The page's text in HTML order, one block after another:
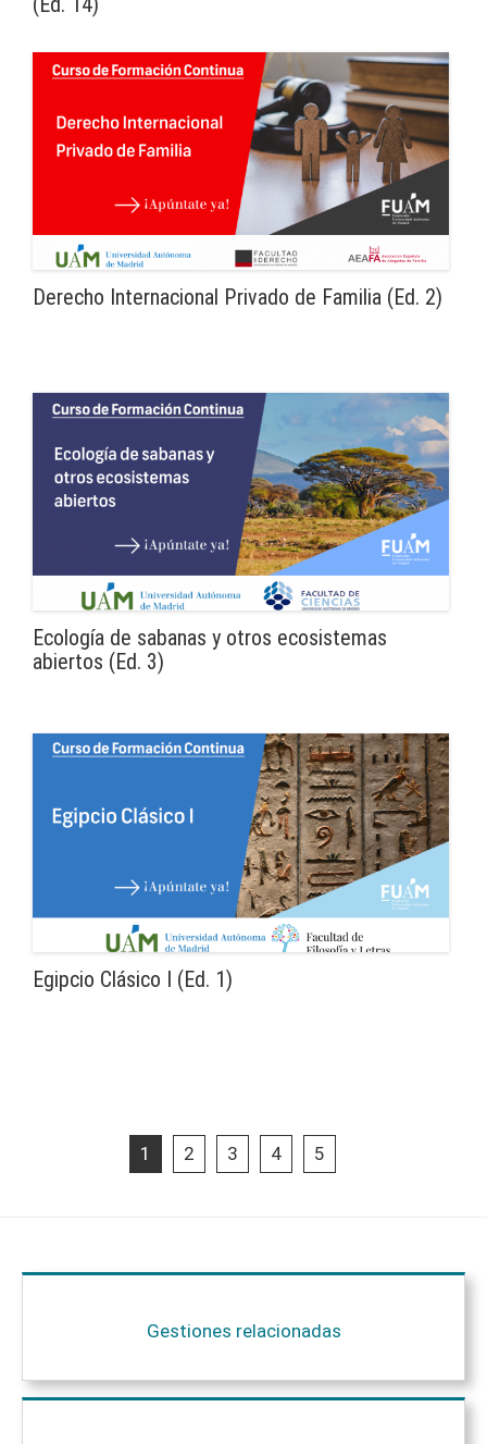
Derecho Internacional Privado de Familia (Ed. 2)
Ecología de sabanas y otros ecosistemas
abiertos (Ed. 3)
Egipcio Clásico I (Ed. 1)
1 2 3 4 5
Gestiones relacionadas